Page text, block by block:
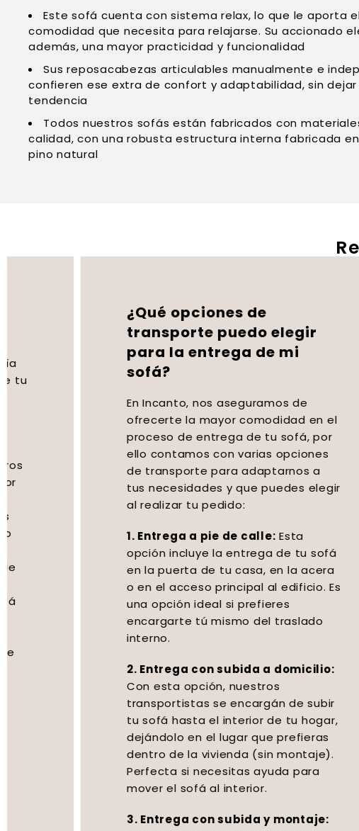
Este sofá cuenta con sistema relax, lo que le aporta
comodidad que necesita para relajarse. Su accionado
además, una mayor practicidad y funcionalidad
Sus reposacabezas articulables manualmente e
confieren ese extra de confort y adaptabilidad, sin
tendencia
Todos nuestros sofás están fabricados con
calidad, con una robusta estructura interna fabricada
pino natural
¿Qué opciones de
transporte puedo elegir
para la entrega de mi
En Incanto, nos aseguramos de
ofrecerte la mayor comodidad en el
proceso de entrega de tu sofá, por
ello contamos con varias opciones
de transporte para adaptarnos a
tus necesidades y que puedes elegir
al realizar tu pedido:
1. Entrega a pie de calle:Esta
opción incluye la entrega de tu sofá
en la puerta de tu casa, en la acera
o en el acceso principal al edificio. Es
una opción ideal si prefieres
encargarte tú mismo del traslado
2. Entrega con subida a domicilio:
Con esta opción, nuestros
transportistas se encargán de subir
tu sofá hasta el interior de tu hogar,
dejándolo en el lugar que prefieras
dentro de la vivienda (sin montaje).
Perfecta si necesitas ayuda para
mover el sofá al interior.
3. Entrega con subida y montaje: